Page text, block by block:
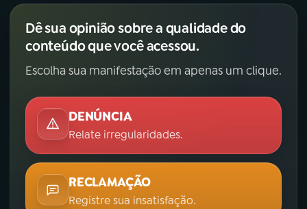
Dê sua opinião sobre a qualidade do
conteúdo que você acessou.
Escolha sua manifestação em apenas um clique.
DENÚNCIA
Relate irregularidades.
RECLAMAÇÃO
Registre sua insatisfação.